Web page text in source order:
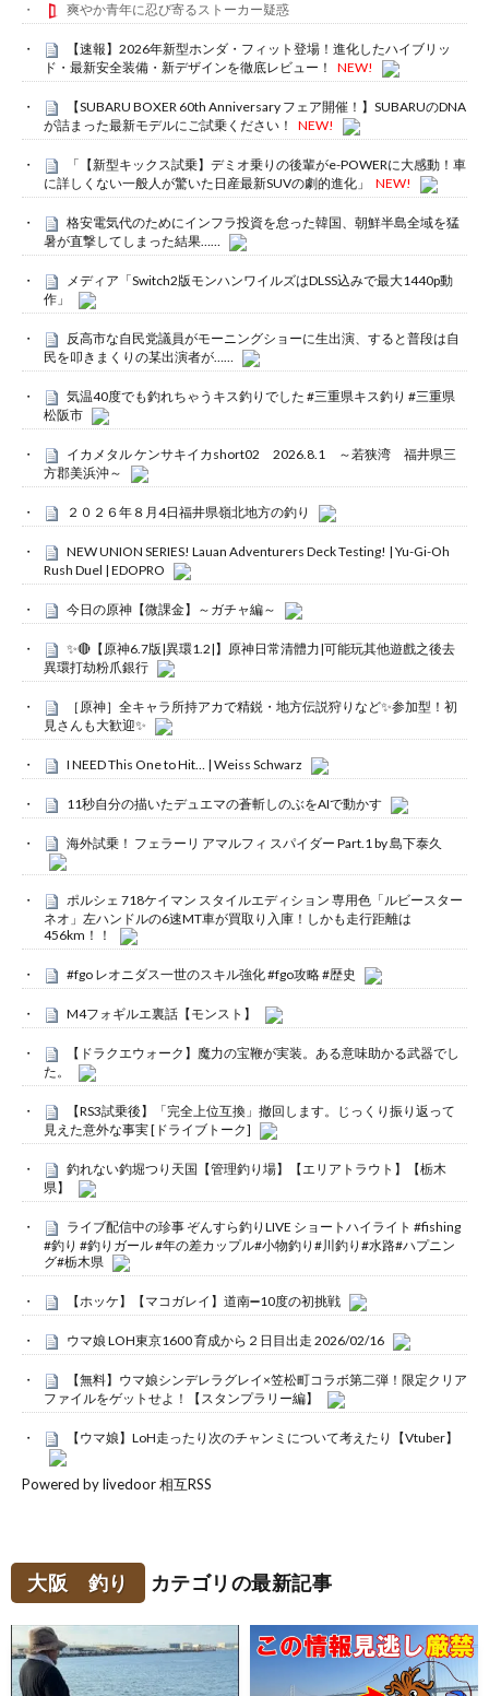
爽やか青年に忍び寄るストーカー疑惑
【速報】2026年新型ホンダ・フィット登場！進化したハイブリッ
ド・最新安全装備・新デザインを徹底レビュー！
NEW!
【SUBARU BOXER 60th Anniversary フェア開催！】SUBARUのDNA
が詰まった最新モデルにご試乗ください！
NEW!
「【新型キックス試乗】デミオ乗りの後輩がe-POWERに大感動！車
に詳しくない一般人が驚いた日産最新SUVの劇的進化」
NEW!
格安電気代のためにインフラ投資を怠った韓国、朝鮮半島全域を猛
暑が直撃してしまった結果……
メディア「Switch2版モンハンワイルズはDLSS込みで最大1440p動
作」
反高市な自民党議員がモーニングショーに生出演、すると普段は自
民を叩きまくりの某出演者が……
気温40度でも釣れちゃうキス釣りでした #三重県キス釣り #三重県
松阪市
イカメタル ケンサキイカshort02 2026.8.1 ～若狭湾 福井県三
方郡美浜沖～
２０２６年８月4日福井県嶺北地方の釣り
NEW UNION SERIES! Lauan Adventurers Deck Testing! | Yu-Gi-Oh
Rush Duel | EDOPRO
今日の原神【微課金】～ガチャ編～
✨🔴【原神6.7版|異環1.2|】原神日常清體力|可能玩其他遊戲之後去
異環打劫粉爪銀行
［原神］全キャラ所持アカで精鋭・地方伝説狩りなど✨参加型！初
見さんも大歓迎✨
I NEED This One to Hit… | Weiss Schwarz
11秒自分の描いたデュエマの蒼斬しのぶをAIで動かす
海外試乗！ フェラーリ アマルフィ スパイダー Part.1 by 島下泰久
ポルシェ 718ケイマン スタイルエディション 専用色「ルビースター
ネオ」左ハンドルの6速MT車が買取り入庫！しかも走行距離は
456km！！
#fgo レオニダス一世のスキル強化 #fgo攻略 #歴史
M4フォギルエ裏話【モンスト】
【ドラクエウォーク】魔力の宝鞭が実装。ある意味助かる武器でし
た。
【RS3試乗後】「完全上位互換」撤回します。じっくり振り返って
見えた意外な事実 [ドライブトーク]
釣れない釣堀つり天国【管理釣り場】【エリアトラウト】【栃木
県】
ライブ配信中の珍事 ぞんすら釣りLIVE ショートハイライト #fishing
#釣り #釣りガール #年の差カップル#小物釣り#川釣り#水路#ハプニン
グ#栃木県
【ホッケ】【マコガレイ】道南➖10度の初挑戦
ウマ娘 LOH東京1600 育成から２日目出走 2026/02/16
【無料】ウマ娘シンデレラグレイ×笠松町コラボ第二弾！限定クリア
ファイルをゲットせよ！【スタンプラリー編】
【ウマ娘】LoH走ったり次のチャンミについて考えたり【Vtuber】
Powered by livedoor 相互RSS
大阪 釣り カテゴリの最新記事